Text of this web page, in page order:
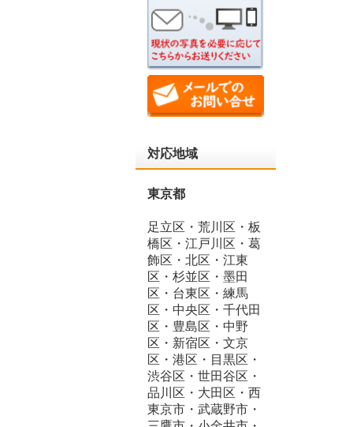
対応地域
東京都
足立区・荒川区・板
橋区・江戸川区・葛
飾区・北区・江東
区・杉並区・墨田
区・台東区・練馬
区・中央区・千代田
区・豊島区・中野
区・新宿区・文京
区・港区・目黒区・
渋谷区・世田谷区・
品川区・大田区・西
東京市・武蔵野市・